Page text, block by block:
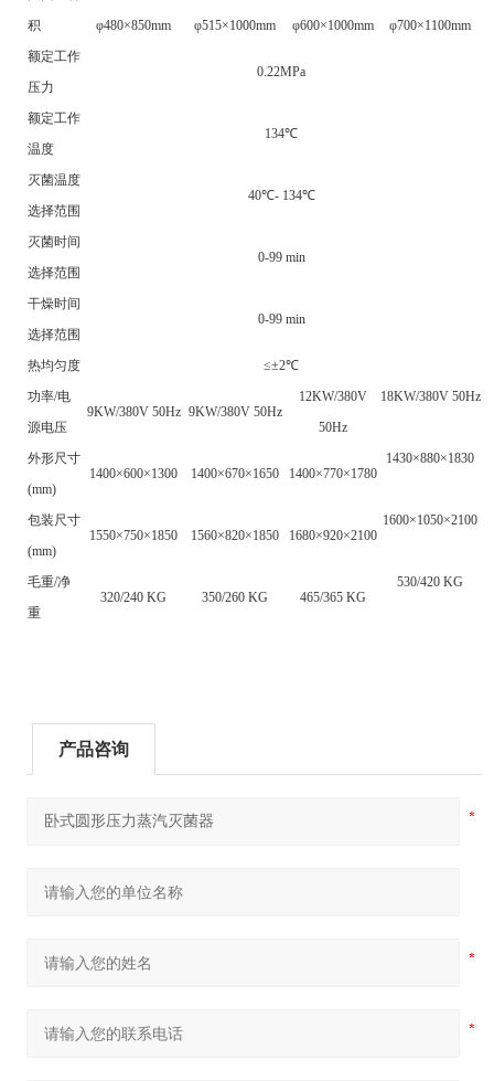
积
φ480×850mm
φ515×1000mm
φ600×1000mm
φ700×1100mm
额定工作
压力
0.22MPa
额定工作
温度
134℃
灭菌温度
选择范围
40℃- 134℃
灭菌时间
选择范围
0-99 min
干燥时间
选择范围
0-99 min
热均匀度 ≤±2℃
功率/电
源电压
9KW/380V 50Hz 9KW/380V 50Hz
12KW/380V
50Hz
18KW/380V 50Hz
外形尺寸
(mm)
1400×600×1300 1400×670×1650 1400×770×1780
1430×880×1830
包装尺寸
(mm)
1550×750×1850 1560×820×1850 1680×920×2100
1600×1050×2100
毛重/净
重
320/240 KG 350/260 KG 465/365 KG
530/420 KG
产品咨询